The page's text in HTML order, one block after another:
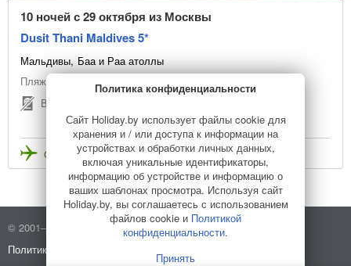
10 ночей с 29 октября из Москвы
Dusit Thani Maldives 5*
Мальдивы Баа и Раа атоллы
Пляжный отдых
Виза по прилёту
Стоимость с перелетом
© 2001–2026 Holiday.by
Правила использования сайта
Политика конфиденциальности
Политика конфиденциальности
Сайт Holiday.by использует файлы cookie для
хранения и / или доступа к информации на
устройствах и обработки личных данных,
включая уникальные идентификаторы,
информацию об устройстве и информацию о
ваших шаблонах просмотра. Используя сайт
Holiday.by, вы соглашаетесь с использованием
файлов cookie и Политикой
конфиденциальности.
Принять